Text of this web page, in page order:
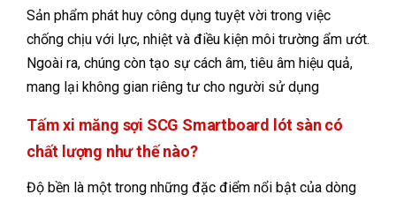
Sản phẩm phát huy công dụng tuyệt vời trong việc
chống chịu với lực, nhiệt và điều kiện môi trường ẩm ướt.
Ngoài ra, chúng còn tạo sự cách âm, tiêu âm hiệu quả,
mang lại không gian riêng tư cho người sử dụng
Tấm xi măng sợi SCG Smartboard lót sàn có
chất lượng như thế nào?
Độ bền là một trong những đặc điểm nổi bật của dòng